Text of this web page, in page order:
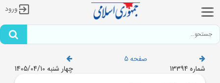
ورود
صفحه 5
شماره 13394
چهار شنبه 1405/04/10